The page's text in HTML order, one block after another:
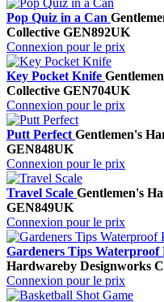
Pop Quiz in a Can
Collective GEN892UK
Connexion pour le prix
Key Pocket Knife
Collective GEN704UK
Connexion pour le prix
Putt PerfectGentlemen's
GEN848UK
Connexion pour le prix
Travel Scale Gentlemen's
GEN849UK
Connexion pour le prix
Gardeners Tips Waterproof
Hardwareby Designworks
Connexion pour le prix